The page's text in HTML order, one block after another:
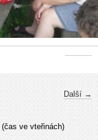
Další →
(čas ve vteřinách)